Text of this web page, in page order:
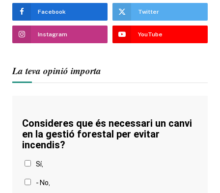
Facebook Twitter
Instagram YouTube
La teva opinió importa
Consideres que és necessari un canvi
en la gestió forestal per evitar
incendis?
Sí,
- No,